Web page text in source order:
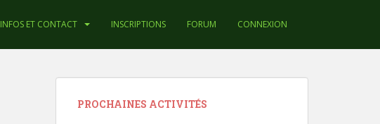
INFOS ET CONTACT INSCRIPTIONS FORUM CONNEXION
PROCHAINES ACTIVITÉS